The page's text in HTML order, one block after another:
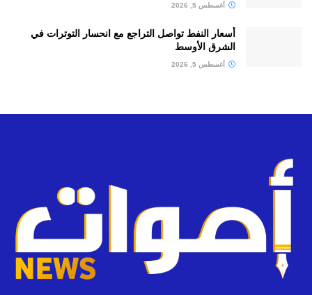
أغسطس 5, 2026
أسعار النفط تواصل التراجع مع انحسار التوترات في
الشرق الأوسط
أغسطس 5, 2026